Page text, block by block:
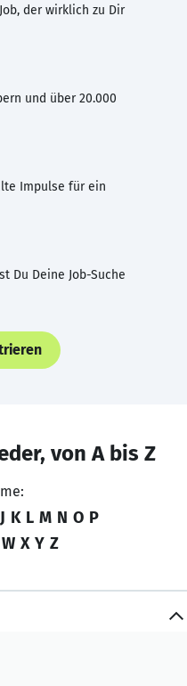
der wirklich zu Dir
und über 20.000
Impulse für ein
Du Deine Job-Suche
von A bis Z
J K L M N O P
W X Y Z